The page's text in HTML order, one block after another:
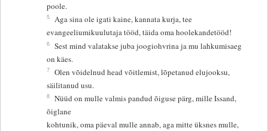
poole.
5 Aga sina ole igati kaine, kannata kurja, tee
evangeeliumikuulutaja tööd, täida oma hoolekandetööd!
6 Sest mind valatakse juba joogiohvrina ja mu lahkumisaeg
on käes.
7 Olen võidelnud head võitlemist, lõpetanud elujooksu,
säilitanud usu.
8 Nüüd on mulle valmis pandud õiguse pärg, mille Issand,
õiglane
kohtunik, oma päeval mulle annab, aga mitte üksnes mulle,